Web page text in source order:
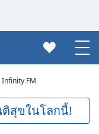
Infinity FM
ติสุขในโลกนี้!